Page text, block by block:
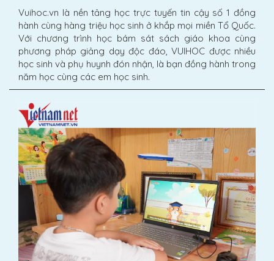
Vuihoc.vn là nền tảng học trực tuyến tin cậy số 1 đồng
hành cùng hàng triệu học sinh ở khắp mọi miền Tổ Quốc.
Với chương trình học bám sát sách giáo khoa cùng
phương pháp giảng dạy độc đáo, VUIHOC được nhiều
học sinh và phụ huynh đón nhận, là bạn đồng hành trong
năm học cùng các em học sinh.